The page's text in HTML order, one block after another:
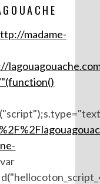
madame-